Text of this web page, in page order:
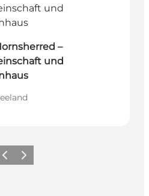
–
und
Vorherige Folie
Nächste Folie